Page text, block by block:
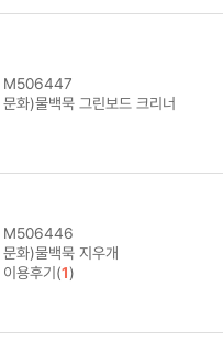
M506447
문화)물백묵 그린보드 크리너
M506446
문화)물백묵 지우개
이용후기(1)